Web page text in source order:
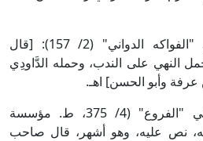
قال العلامة النَّفرَاوي في "الفواكه الدواني" (2/ 157): [قال
النهي على الندب، وحمله الدَّاودِي
عرفة وأبو الحسن] اهـ.
وقال العلامة ابن مفلح في "الفروع" (4/ 375، ط. مؤسسة
نص عليه، وهو أشهر، قال صاحب